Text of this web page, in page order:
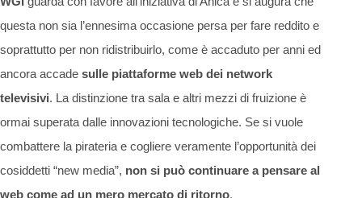
questa non sia l’ennesima occasione persa per fare reddito e
soprattutto per non ridistribuirlo, come è accaduto per anni ed
ancora accade sulle piattaforme web dei network
televisivi. La distinzione tra sala e altri mezzi di fruizione è
ormai superata dalle innovazioni tecnologiche. Se si vuole
combattere la pirateria e cogliere veramente l’opportunità dei
cosiddetti “new media”, non si può continuare a pensare al
web come ad un mero mercato di ritorno.